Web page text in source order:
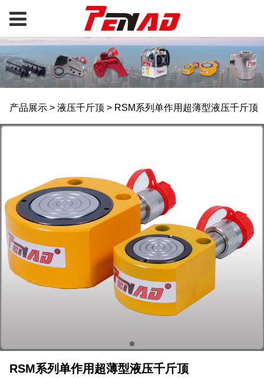
RSM系列单作用超薄型
产品展示> 液压千斤顶 > RSM系列单作用超薄型液压千斤顶
RSM系列单作用超薄型液压千斤顶